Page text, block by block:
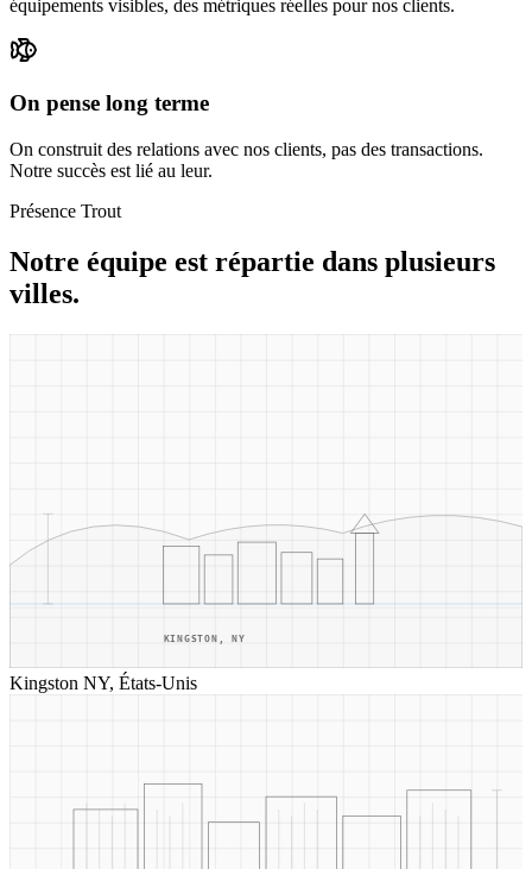
équipements visibles, des métriques réelles pour nos clients.
On pense long terme
On construit des relations avec nos clients, pas des transactions.
Notre succès est lié au leur.
Présence Trout
Notre équipe est répartie dans plusieurs
villes.
KINGSTON, NY
Kingston NY, États-Unis